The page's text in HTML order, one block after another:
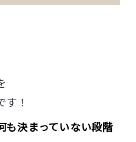
！
も決まっていない段階